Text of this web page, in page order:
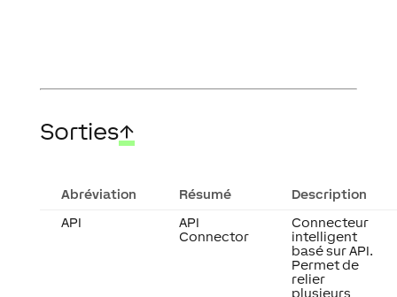
Sorties↑
Abréviation Résumé
Description
API
API
Connector
Connecteur
intelligent
basé sur API.
Permet de
relier
plusieurs